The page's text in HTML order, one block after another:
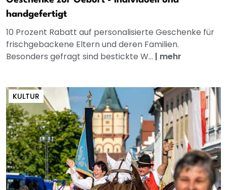
handgefertigt
10 Prozent Rabatt auf personalisierte Geschenke für
frischgebackene Eltern und deren Familien.
Besonders gefragt sind bestickte W... | mehr
KULTUR